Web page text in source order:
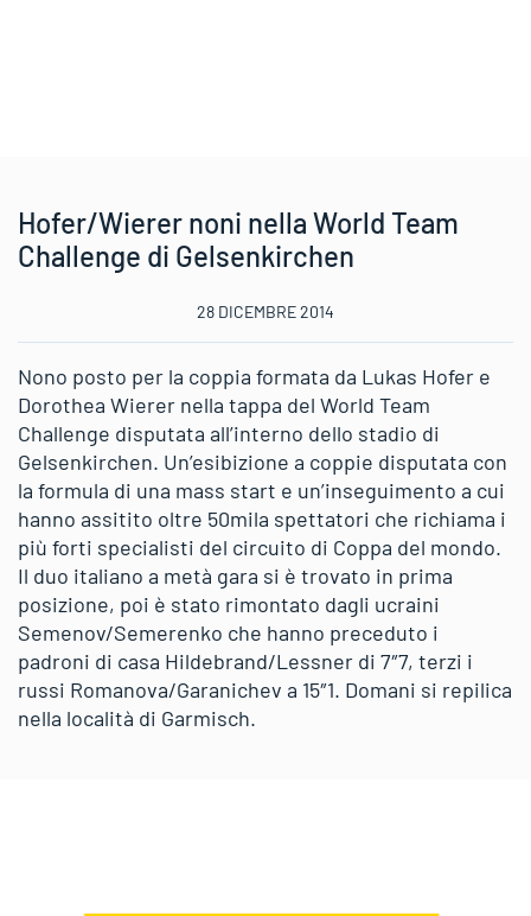
Hofer/Wierer noni nella World Team
Challenge di Gelsenkirchen
28 DICEMBRE 2014
Nono posto per la coppia formata da Lukas Hofer e
Dorothea Wierer nella tappa del World Team
Challenge disputata all’interno dello stadio di
Gelsenkirchen. Un’esibizione a coppie disputata con
la formula di una mass start e un’inseguimento a cui
hanno assitito oltre 50mila spettatori che richiama i
più forti specialisti del circuito di Coppa del mondo.
Il duo italiano a metà gara si è trovato in prima
posizione, poi è stato rimontato dagli ucraini
Semenov/Semerenko che hanno preceduto i
padroni di casa Hildebrand/Lessner di 7″7, terzi i
russi Romanova/Garanichev a 15″1. Domani si repilica
nella località di Garmisch.